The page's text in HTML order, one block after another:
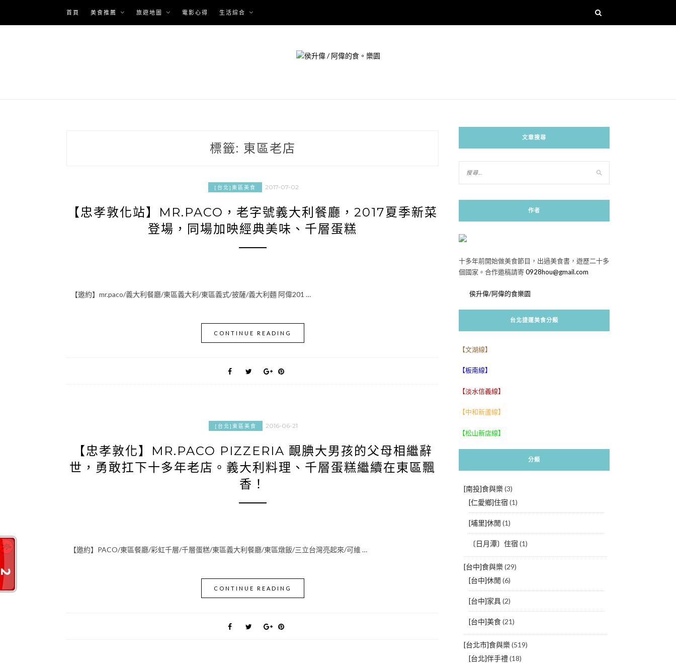
content
首頁 美食推薦 旅遊地圖 電影心得 生活綜合
標籤: 東區老店
[台北]東區美食 2017-07-02
【忠孝敦化站】MR.PACO，老字號義大利餐廳，2017夏季新菜
登場，同場加映經典美味、千層蛋糕
【邀約】mr.paco/義大利餐廳/東區義大利/東區義式/披薩/義大利麵 阿偉201 …
CONTINUE READING
[台北]東區美食 2016-06-21
【忠孝敦化】MR.PACO PIZZERIA 靦腆大男孩的父母相繼辭
世，勇敢扛下十多年老店。義大利料理、千層蛋糕繼續在東區飄
香！
【邀約】PACO/東區餐廳/彩虹千層/千層蛋糕/東區義大利餐廳/東區燉飯/三立台灣亮起來/可維 …
CONTINUE READING
文章搜尋
作者
十多年前開始做美食節目，出過美食書，遊歷二十多
個國家。合作邀稿請寄0928hou@gmail.com
侯升偉/阿偉的食樂園
台北捷運美食分類
【文湖線】
【板南線】
【淡水信義線】
【中和新蘆線】
【松山新店線】
分類
[南投]食與樂(3)
[仁愛鄉]住宿 (1)
[埔里]休閒 (1)
〔日月潭〕住宿 (1)
[台中]食與樂(29)
[台中]休閒 (6)
[台中]家具(2)
[台中]美食(21)
[台北市]食與樂(519)
[台北]伴手禮(18)